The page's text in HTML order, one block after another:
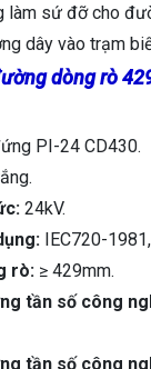
làm sứ đỡ cho
dây vào trạm
dòng rò
PI-24 CD430.
24kV.
IEC720-
rò: ≥ 429mm.
tần số công
tần số công